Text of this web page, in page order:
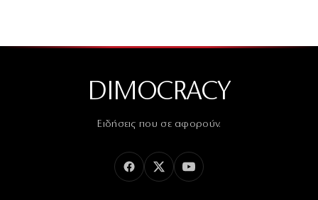
DIMOCRACY
Ειδήσεις που σε αφορούν.